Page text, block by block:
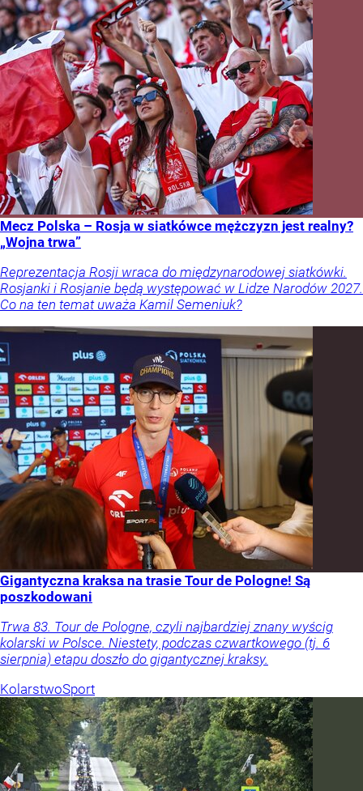
Mecz Polska – Rosja w siatkówce mężczyzn jest realny?
„Wojna trwa”
Reprezentacja Rosji wraca do międzynarodowej siatkówki.
Rosjanki i Rosjanie będą występować w Lidze Narodów 2027.
Co na ten temat uważa Kamil Semeniuk?
Gigantyczna kraksa na trasie Tour de Pologne! Są
poszkodowani
Trwa 83. Tour de Pologne, czyli najbardziej znany wyścig
kolarski w Polsce. Niestety, podczas czwartkowego (tj. 6
sierpnia) etapu doszło do gigantycznej kraksy.
KolarstwoSport